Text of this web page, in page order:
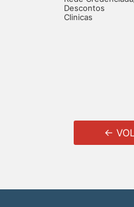
Descontos
Clinicas
←